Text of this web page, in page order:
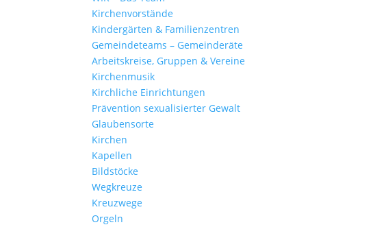
Kirchen­vor­stände
Kinder­gärten & Familienzentren
Gemein­de­teams – Gemeinderäte
Arbeits­kreise, Gruppen & Vereine
Kirchen­musik
Kirch­liche Einrichtungen
Präven­tion sexua­li­sierter Gewalt
Glau­ben­s­orte
Kirchen
Kapellen
Bild­stöcke
Wegkreuze
Kreuz­wege
Orgeln